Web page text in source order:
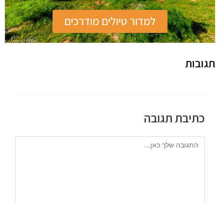
למדור טיולים מודרכים
תגובות
כתיבת תגובה